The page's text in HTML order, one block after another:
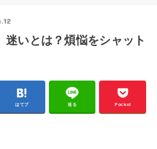
迷いとは？煩悩をシャット
はてブ 送る Pocket